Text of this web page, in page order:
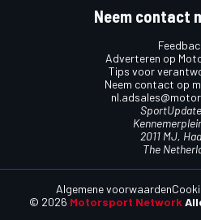
Neem contact
Adverteren op
Tips voor
Neem contact op
2011 MJ,
The
© 2026 Motorsport Network
Algemene voorwaarden